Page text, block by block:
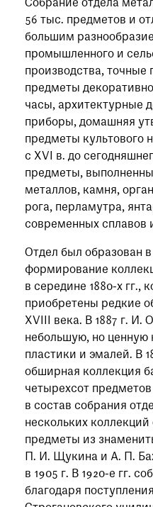
Опрос о качестве
Просим вас пройти
о качестве работы
мнение поможет нам
Пройти опрос
Собрание отдела
56 тыс. предметов и
большим
промышленного и
производства,
предметы
часы, архитектурные
приборы, домашняя
предметы культового
с XVI в. до
предметы,
металлов, камня,
рога, перламутра,
современных сплавов
Отдел был образован в
формирование
в середине 1880-х гг.,
приобретены редкие
XVIII века. В 1887 г. И.
небольшую, но ценную
пластики и эмалей. В
обширная коллекция
четырехсот
в состав собрания
нескольких коллекций
предметы из
П. И. Щукина и А. П.
в 1905 г. В 1920-е гг.
благодаря